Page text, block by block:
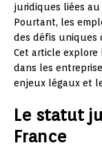
juridiques liées
Pourtant, les
des défis uniques
Cet article explore
dans les
enjeux légaux et
Le statut
France